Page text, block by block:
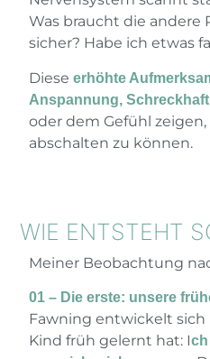
Was braucht die andere
sicher? Habe ich etwas
Dieseerhöhte
Anspannung,
oder dem Gefühl
abschalten zu können.
WIE ENTSTEHT
Meiner Beobachtung
01 – Die erste: unsere
Fawning entwickelt sich
Kind früh gelernt hat: I